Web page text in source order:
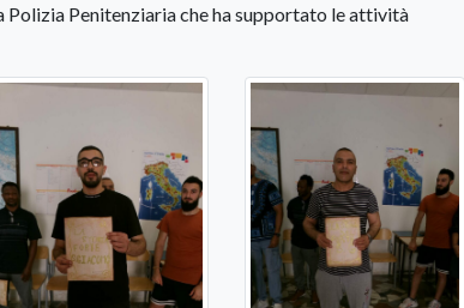
Polizia Penitenziaria che ha supportato le attività